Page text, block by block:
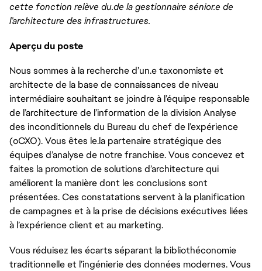
cette fonction relève du.de la gestionnaire sénior.e de
l’architecture des infrastructures.
Aperçu du poste
Nous sommes à la recherche d’un.e taxonomiste et
architecte de la base de connaissances de niveau
intermédiaire souhaitant se joindre à l’équipe responsable
de l’architecture de l’information de la division Analyse
des inconditionnels du Bureau du chef de l’expérience
(oCXO). Vous êtes le.la partenaire stratégique des
équipes d’analyse de notre franchise. Vous concevez et
faites la promotion de solutions d’architecture qui
améliorent la manière dont les conclusions sont
présentées. Ces constatations servent à la planification
de campagnes et à la prise de décisions exécutives liées
à l’expérience client et au marketing.
Vous réduisez les écarts séparant la bibliothéconomie
traditionnelle et l’ingénierie des données modernes. Vous